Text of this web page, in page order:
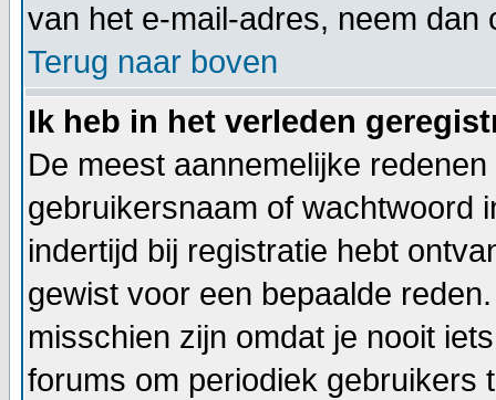
van het e-mail-adres, neem dan
Terug naar boven
Ik heb in het verleden
De meest aannemelijke
gebruikersnaam of wachtwoord
indertijd bij registratie hebt
gewist voor een bepaalde
misschien zijn omdat je nooit
forums om periodiek gebruikers